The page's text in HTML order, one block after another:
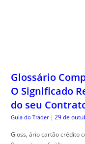
Glossário
O Significado
do seu
Guia do Trader | 29 de
Gloss, ário cartão crédito